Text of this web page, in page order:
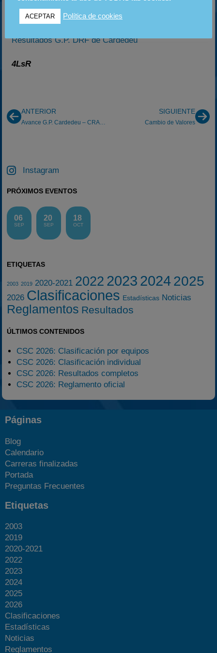
que saldrá en una semanita más o menos.
Resultados G.P. DRF de Cardedeu
4LsR
ANTERIOR
Avance G.P. Cardedeu – CRAKS 2005
SIGUIENTE
Cambio de Valores
Instagram
PRÓXIMOS EVENTOS
06
SEP
20
SEP
18
OCT
ETIQUETAS
2003 2019 2020-2021 2022 2023 20242025
2026 Clasificaciones Estadísticas Noticias
Reglamentos Resultados
ÚLTIMOS CONTENIDOS
CSC 2026: Clasificación por equipos
CSC 2026: Clasificación individual
CSC 2026: Resultados completos
CSC 2026: Reglamento oficial
Páginas
Blog
Calendario
Carreras finalizadas
Portada
Preguntas Frecuentes
Etiquetas
2003
2019
2020-2021
2022
2023
2024
2025
2026
Clasificaciones
Estadísticas
Noticias
Reglamentos
ACEPTAR Política de cookies